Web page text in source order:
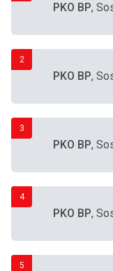
PKO BP,
2
PKO BP,
3
PKO BP,
4
PKO BP,
5